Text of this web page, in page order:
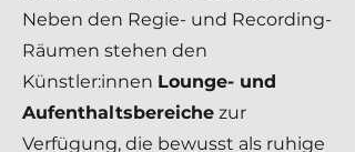
Neben den Regie- und Recording-
Räumen stehen den
Künstler:innen Lounge- und
Aufenthaltsbereiche zur
Verfügung, die bewusst als ruhige